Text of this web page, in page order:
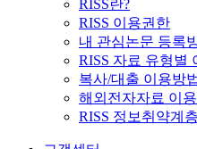
RISS란?
RISS 이용권한
내 관심논문 등록
RISS 자료 유형별
복사/대출 이용방
해외전자자료 이
RISS 정보취약계